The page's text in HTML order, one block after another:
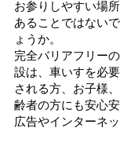
お参りしやすい場
あることではない
ょうか。
完全バリアフリー
設は、車いすを必
される方、お子様
齢者の方にも安心
広告やインターネ